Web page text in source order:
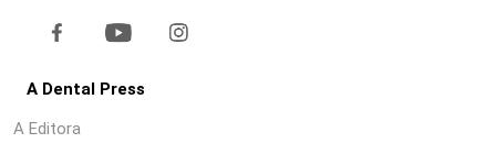
A Dental Press
A Editora